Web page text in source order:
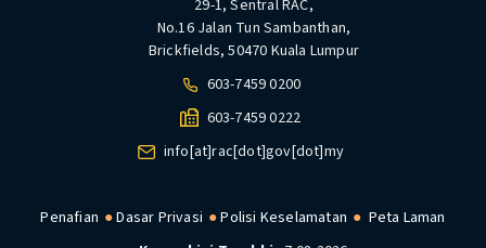
29-1, Sentral RAC,
No.16 Jalan Tun Sambanthan,
Brickfields, 50470 Kuala Lumpur
603-7459 0200
603-7459 0222
info[at]rac[dot]gov[dot]my
Penafian Dasar Privasi Polisi Keselamatan
Peta Laman